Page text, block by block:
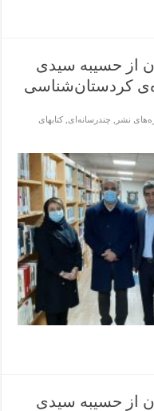
از حسیبه سیدی
کردستان‌شناسی
نشر چندرسانه‌ای ,کتابهای
از حسیبه سیدی